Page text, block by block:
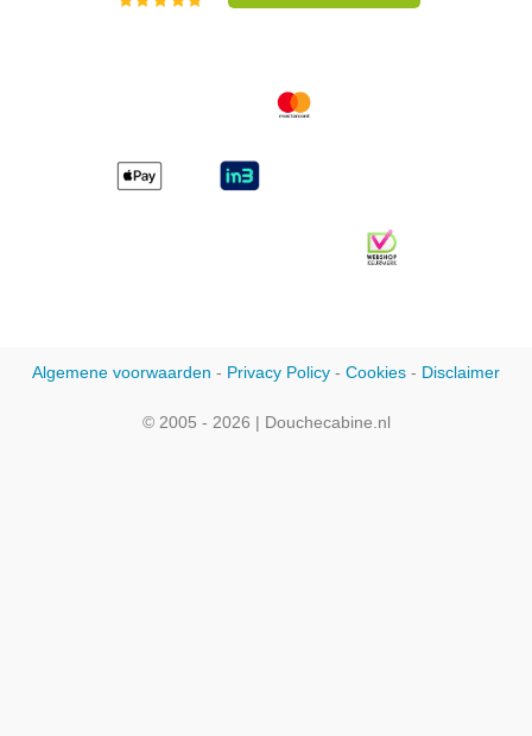
Algemene voorwaarden - Privacy Policy - Cookies - Disclaimer
© 2005 - 2026 | Douchecabine.nl